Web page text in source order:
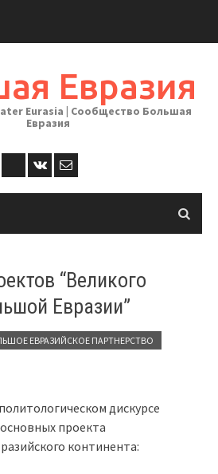
Евразия
Eurasia | Сообщество Большая
Евразия
“Великого
Евразии”
ЕВРАЗИЙСКОЕ ПАРТНЕРСТВО
дискурсе
проекта
континента: